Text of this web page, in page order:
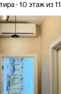
10 этаж из 11